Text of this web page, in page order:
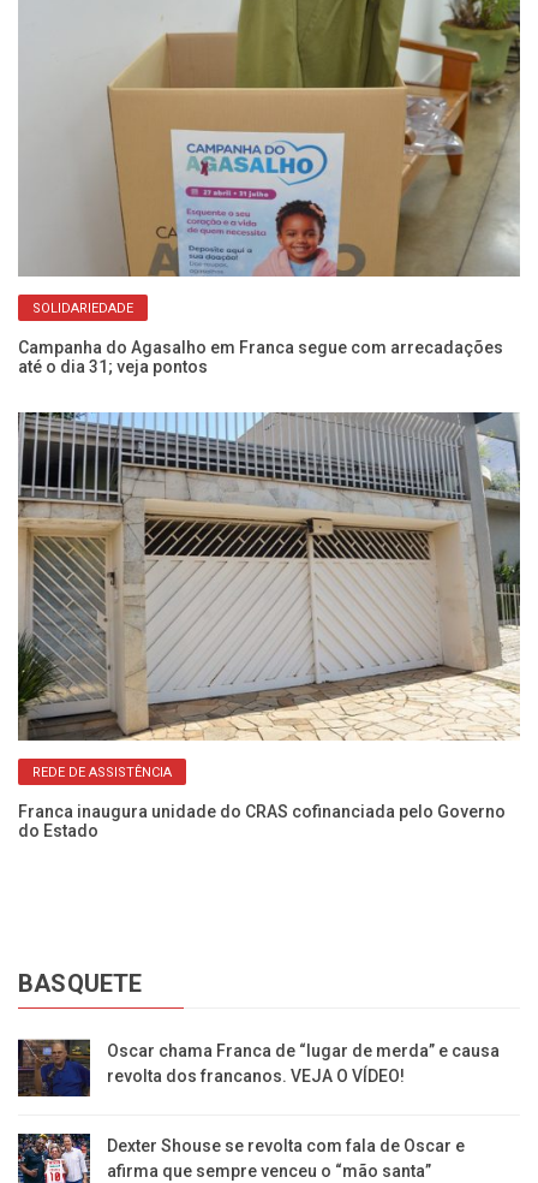
SOLIDARIEDADE
Campanha do Agasalho em Franca segue com arrecadações
até o dia 31; veja pontos
REDE DE ASSISTÊNCIA
Franca inaugura unidade do CRAS cofinanciada pelo Governo
do Estado
BASQUETE
Oscar chama Franca de “lugar de merda” e causa
revolta dos francanos. VEJA O VÍDEO!
Dexter Shouse se revolta com fala de Oscar e
afirma que sempre venceu o “mão santa”